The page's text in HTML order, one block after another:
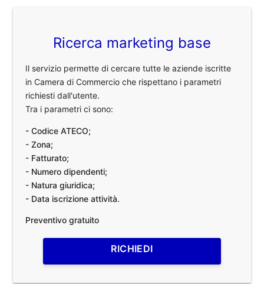
Ricerca marketing base
Il servizio permette di cercare tutte le aziende iscritte
in Camera di Commercio che rispettano i parametri
richiesti dall'utente.
Tra i parametri ci sono:
- Codice ATECO;
- Zona;
- Fatturato;
- Numero dipendenti;
- Natura giuridica;
- Data iscrizione attività.
Preventivo gratuito
RICHIEDI